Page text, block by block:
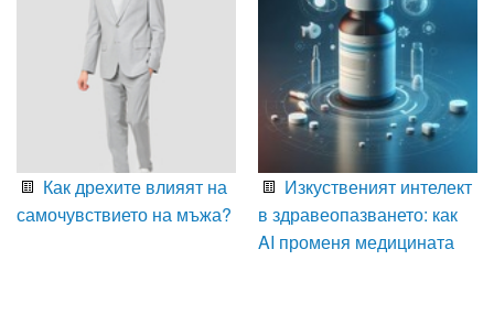
Как дрехите влияят на
самочувствието на мъжа?
Изкуственият интелект
в здравеопазването: как
AI променя медицината